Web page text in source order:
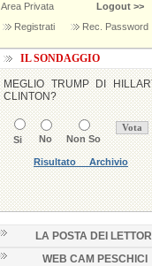
Area Privata
Logout >>
Registrati
Rec. Password
IL SONDAGGIO
LA POSTA DEI LETTORI
WEB CAM PESCHICI